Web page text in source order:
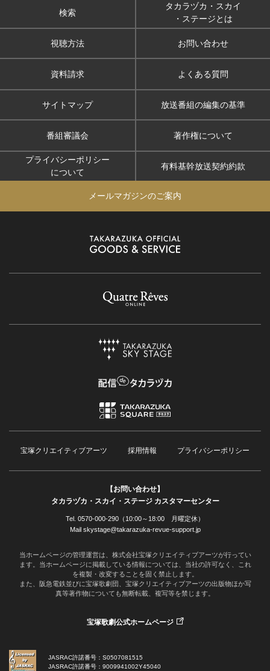
検索
タカラヅカ・スカイ
・ステージとは
視聴方法 お問い合わせ
資料請求 よくある質問
サイトマップ 放送番組の編集の基準
番組審議会 著作権について
プライバシーポリシー
について
有料基幹放送契約約款
メールマガジンのご案内
宝塚クリエイティブアーツ 採用情報 プライバシーポリシー
【お問い合わせ】
タカラヅカ・スカイ・ステージ カスタマーセンター
Tel. 0570-000-290（10:00～18:00 月曜定休）
Mail skystage@takarazuka-revue-support.jp
当ホームページの管理運営は、株式会社宝塚クリエイティブアーツが行ってい
ます。当ホームページに掲載している情報については、当社の許可なく、これ
を複製・改変することを固く禁止します。
また、阪急電鉄並びに宝塚歌劇団、宝塚クリエイティブアーツの出版物ほか写
真等著作物についても無断転載、複写等を禁じます。
宝塚歌劇公式ホームページ
JASRAC許諾番号：S0507081515
JASRAC許諾番号：9009941002Y45040